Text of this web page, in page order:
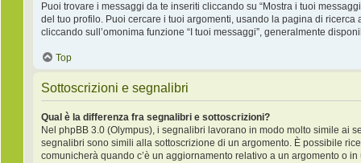
Puoi trovare i messaggi da te inseriti cliccando su “Mostra i tuoi
del tuo profilo. Puoi cercare i tuoi argomenti, usando la pagina di
cliccando sull’omonima funzione “I tuoi messaggi”, generalmente
Top
Sottoscrizioni e segnalibri
Qual è la differenza fra segnalibri e sottoscrizioni?
Nel phpBB 3.0 (Olympus), i segnalibri lavorano in modo molto simile ai
segnalibri sono simili alla sottoscrizione di un argomento. È possibile
comunicherà quando c’è un aggiornamento relativo a un argomento o